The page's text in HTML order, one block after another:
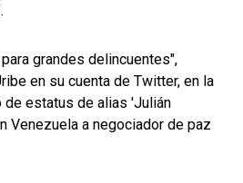
grandes delincuentes",
en su cuenta de Twitter, en la
de estatus de alias 'Julián
Venezuela a negociador de paz